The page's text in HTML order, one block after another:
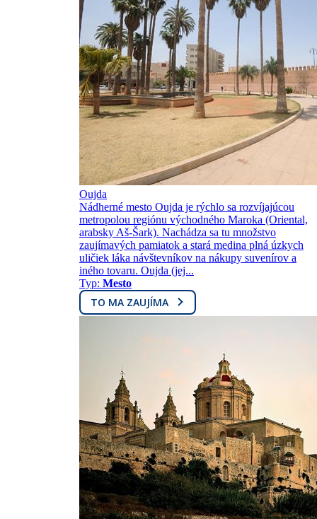
Oujda
Nádherné mesto Oujda je rýchlo sa rozvíjajúcou
metropolou regiónu východného Maroka (Oriental,
arabsky Aš-Šark). Nachádza sa tu množstvo
zaujímavých pamiatok a stará medina plná úzkych
uličiek láka návštevníkov na nákupy suvenírov a
iného tovaru. Oujda (jej...
Typ: Mesto
TO MA ZAUJÍMA